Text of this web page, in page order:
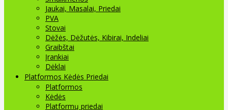
Jaukai, Masalai, Priedai
PVA
Stovai
Dėžės, Dėžutės, Kibirai, Indeliai
Graibštai
Įrankiai
Dėklai
Platformos Kėdės Priedai
Platformos
Kėdės
Platformų priedai